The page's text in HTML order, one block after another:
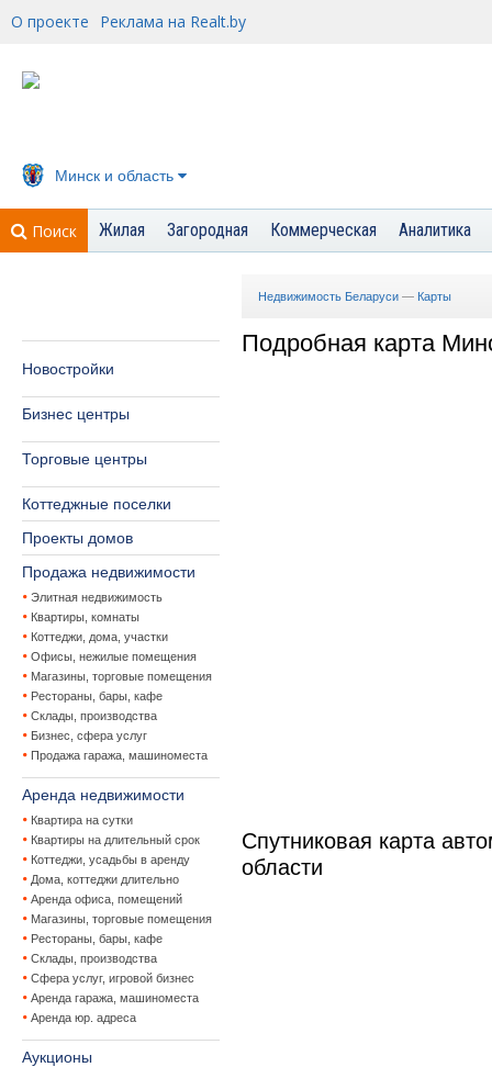
О проекте Реклама на Realt.by
Минск и область
Поиск Жилая Загородная Коммерческая Аналитика
Новостройки
Бизнес центры
Торговые центры
Коттеджные поселки
Проекты домов
Продажа недвижимости
Элитная недвижимость
Квартиры, комнаты
Коттеджи, дома, участки
Офисы, нежилые помещения
Магазины, торговые помещения
Рестораны, бары, кафе
Склады, производства
Бизнес, сфера услуг
Продажа гаража, машиноместа
Аренда недвижимости
Квартира на сутки
Квартиры на длительный срок
Коттеджи, усадьбы в аренду
Дома, коттеджи длительно
Аренда офиса, помещений
Магазины, торговые помещения
Рестораны, бары, кафе
Склады, производства
Сфера услуг, игровой бизнес
Аренда гаража, машиноместа
Аренда юр. адреса
Аукционы
Недвижимость Беларуси — Карты
Подробная карта
Спутниковая карта
области